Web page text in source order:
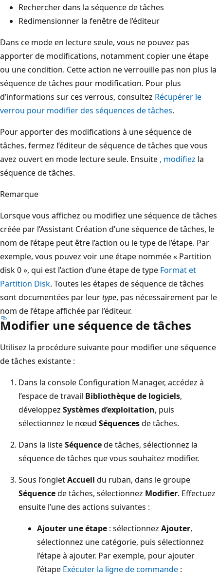
Rechercher dans la séquence de tâches
Redimensionner la fenêtre de l’éditeur
Dans ce mode en lecture seule, vous ne pouvez pas
apporter de modifications, notamment copier une étape
ou une condition. Cette action ne verrouille pas non plus la
séquence de tâches pour modification. Pour plus
d’informations sur ces verrous, consultez Récupérer le
verrou pour modifier des séquences de tâches.
Pour apporter des modifications à une séquence de
tâches, fermez l’éditeur de séquence de tâches que vous
avez ouvert en mode lecture seule. Ensuite , modifiez la
séquence de tâches.
Remarque
Lorsque vous affichez ou modifiez une séquence de tâches
créée par l’Assistant Création d’une séquence de tâches, le
nom de l’étape peut être l’action ou le type de l’étape. Par
exemple, vous pouvez voir une étape nommée « Partition
disk 0 », qui est l’action d’une étape de type Format et
Partition Disk. Toutes les étapes de séquence de tâches
sont documentées par leurtype, pas nécessairement par le
nom de l’étape affichée par l’éditeur.
Modifier une séquence de tâches
Utilisez la procédure suivante pour modifier une séquence
de tâches existante :
Dans la console Configuration Manager, accédez à
l’espace de travail Bibliothèque de logiciels,
développez Systèmes d’exploitation, puis
sélectionnez le nœud Séquencesde tâches.
Dans la listeSéquencede tâches, sélectionnez la
séquence de tâches que vous souhaitez modifier.
Sous l’ongletAccueil du ruban, dans le groupe
Séquencede tâches, sélectionnez Modifier. Effectuez
ensuite l’une des actions suivantes :
Ajouter une étape : sélectionnez Ajouter,
sélectionnez une catégorie, puis sélectionnez
l’étape à ajouter. Par exemple, pour ajouter
l’étape Exécuter la ligne de commande :